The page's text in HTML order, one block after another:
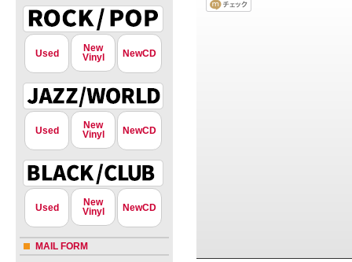
Used
New
Vinyl
NewCD
Used
New
Vinyl
NewCD
Used
New
Vinyl
NewCD
MAIL FORM